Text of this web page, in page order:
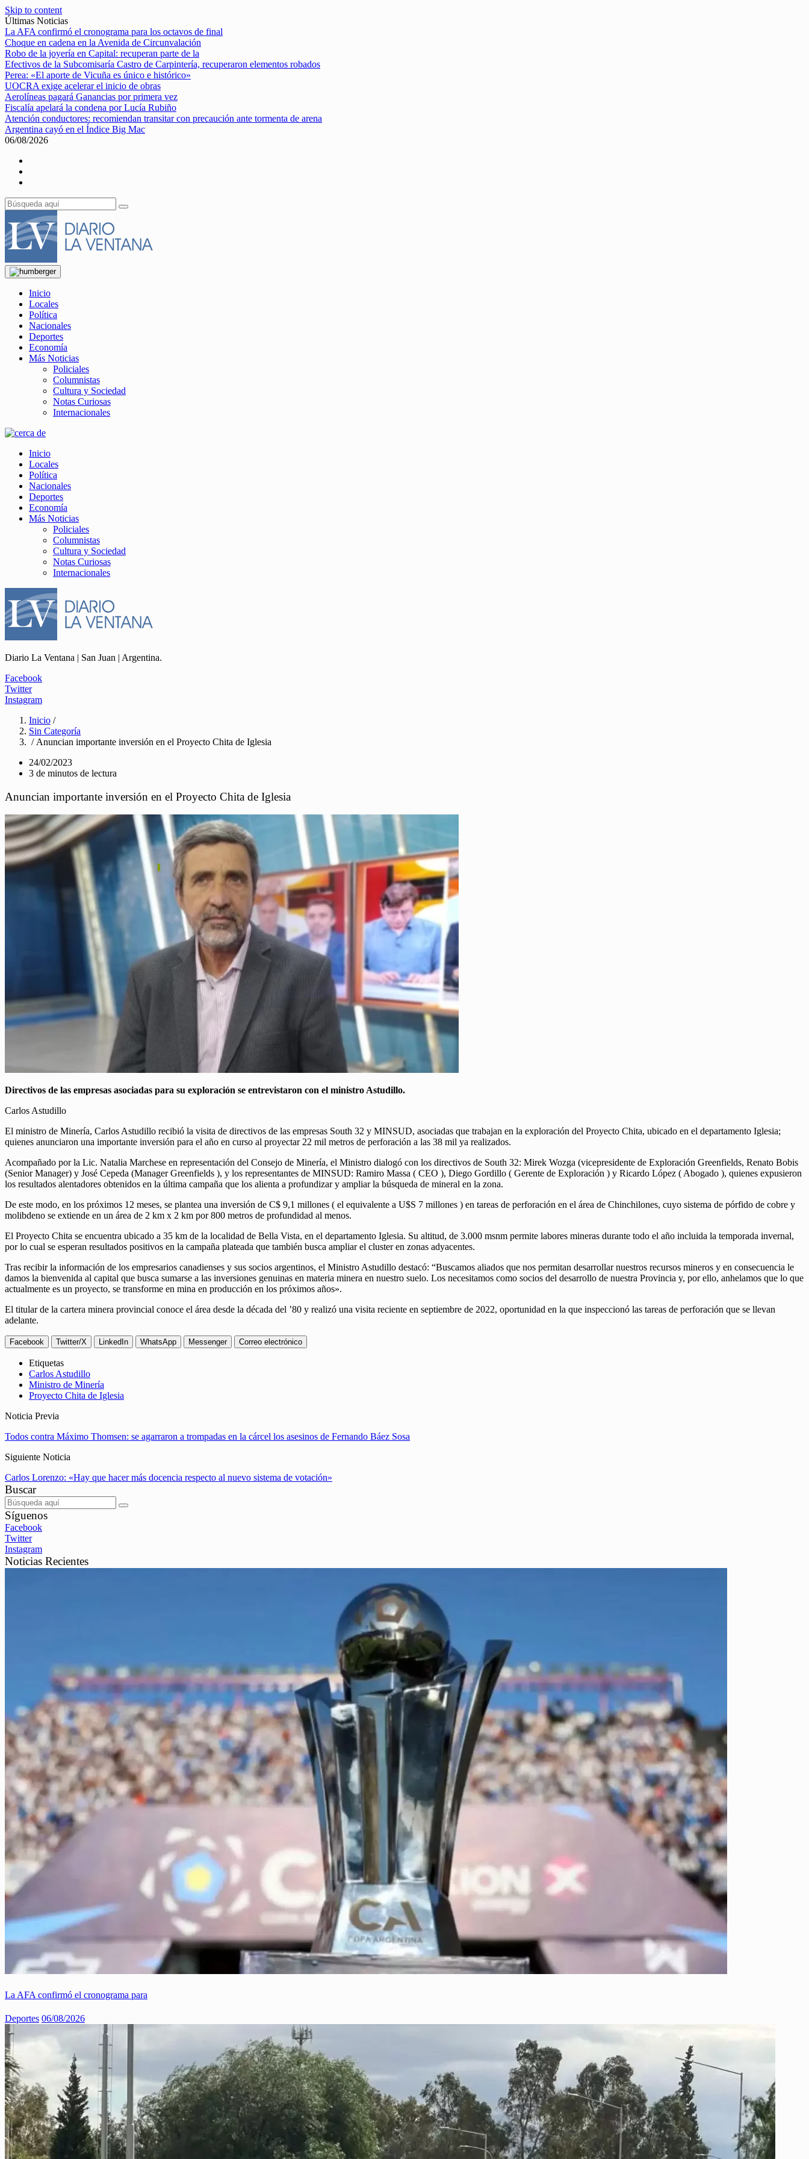
Skip to content
Últimas Noticias
La AFA confirmó el cronograma para los octavos de final
Choque en cadena en la Avenida de Circunvalación
Robo de la joyería en Capital: recuperan parte de la
Efectivos de la Subcomisaría Castro de Carpintería, recuperaron elementos robados
Perea: «El aporte de Vicuña es único e histórico»
UOCRA exige acelerar el inicio de obras
Aerolíneas pagará Ganancias por primera vez
Fiscalía apelará la condena por Lucía Rubiño
Atención conductores: recomiendan transitar con precaución ante tormenta de arena
Argentina cayó en el Índice Big Mac
06/08/2026
Inicio
Locales
Política
Nacionales
Deportes
Economía
Más Noticias
Policiales
Columnistas
Cultura y Sociedad
Notas Curiosas
Internacionales
Inicio
Locales
Política
Nacionales
Deportes
Economía
Más Noticias
Policiales
Columnistas
Cultura y Sociedad
Notas Curiosas
Internacionales
Diario La Ventana | San Juan | Argentina.
Facebook
Twitter
Instagram
Inicio /
Sin Categoría
/ Anuncian importante inversión en el Proyecto Chita de Iglesia
24/02/2023
3 de minutos de lectura
Anuncian importante inversión en el Proyecto Chita de Iglesia
Directivos de las empresas asociadas para su exploración se entrevistaron con el ministro Astudillo.
Carlos Astudillo
El ministro de Minería, Carlos Astudillo recibió la visita de directivos de las empresas South 32 y MINSUD, asociadas que trabajan en la exploración del Proyecto Chita, ubicado en el departamento Iglesia;
quienes anunciaron una importante inversión para el año en curso al proyectar 22 mil metros de perforación a las 38 mil ya realizados.
Acompañado por la Lic. Natalia Marchese en representación del Consejo de Minería, el Ministro dialogó con los directivos de South 32: Mirek Wozga (vicepresidente de Exploración Greenfields, Renato Bobis
(Senior Manager) y José Cepeda (Manager Greenfields ), y los representantes de MINSUD: Ramiro Massa ( CEO ), Diego Gordillo ( Gerente de Exploración ) y Ricardo López ( Abogado ), quienes expusieron
los resultados alentadores obtenidos en la última campaña que los alienta a profundizar y ampliar la búsqueda de mineral en la zona.
De este modo, en los próximos 12 meses, se plantea una inversión de C$ 9,1 millones ( el equivalente a U$S 7 millones ) en tareas de perforación en el área de Chinchilones, cuyo sistema de pórfido de cobre y
molibdeno se extiende en un área de 2 km x 2 km por 800 metros de profundidad al menos.
El Proyecto Chita se encuentra ubicado a 35 km de la localidad de Bella Vista, en el departamento Iglesia. Su altitud, de 3.000 msnm permite labores mineras durante todo el año incluida la temporada invernal,
por lo cual se esperan resultados positivos en la campaña plateada que también busca ampliar el cluster en zonas adyacentes.
Tras recibir la información de los empresarios canadienses y sus socios argentinos, el Ministro Astudillo destacó: “Buscamos aliados que nos permitan desarrollar nuestros recursos mineros y en consecuencia le
damos la bienvenida al capital que busca sumarse a las inversiones genuinas en materia minera en nuestro suelo. Los necesitamos como socios del desarrollo de nuestra Provincia y, por ello, anhelamos que lo que
actualmente es un proyecto, se transforme en mina en producción en los próximos años».
El titular de la cartera minera provincial conoce el área desde la década del ’80 y realizó una visita reciente en septiembre de 2022, oportunidad en la que inspeccionó las tareas de perforación que se llevan
adelante.
Facebook Twitter/X LinkedIn WhatsApp Messenger Correo electrónico
Etiquetas
Carlos Astudillo
Ministro de Minería
Proyecto Chita de Iglesia
Noticia Previa
Todos contra Máximo Thomsen: se agarraron a trompadas en la cárcel los asesinos de Fernando Báez Sosa
Siguiente Noticia
Carlos Lorenzo: «Hay que hacer más docencia respecto al nuevo sistema de votación»
Buscar
Síguenos
Facebook
Twitter
Instagram
Noticias Recientes
La AFA confirmó el cronograma para
Deportes 06/08/2026